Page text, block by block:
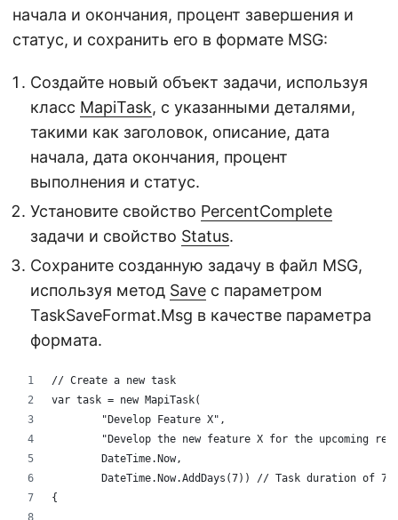
начала и окончания, процент завершения и
статус, и сохранить его в формате MSG:
Создайте новый объект задачи, используя
класс MapiTask, с указанными деталями,
такими как заголовок, описание, дата
начала, дата окончания, процент
выполнения и статус.
Установите свойство PercentComplete
задачи и свойство Status.
Сохраните созданную задачу в файл MSG,
используя метод Save с параметром
TaskSaveFormat.Msg в качестве параметра
формата.
// Create a new task
var task = new MapiTask(
        "Develop Feature X",
"Develop the new feature X for the upcoming
        DateTime.Now,
DateTime.Now.AddDays(7)) // Task duration of 7
{